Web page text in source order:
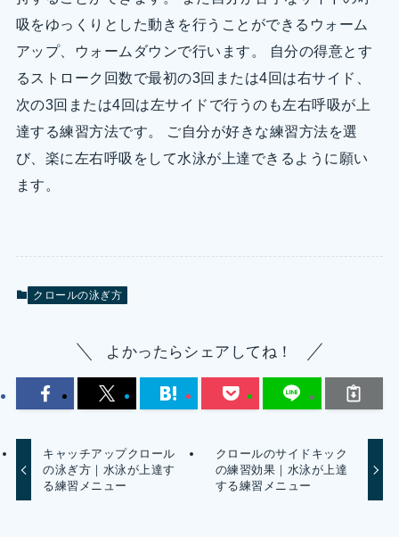
吸をゆっくりとした動きを行うことができるウォーム
アップ、ウォームダウンで行います。 自分の得意とす
るストローク回数で最初の3回または4回は右サイド、
次の3回または4回は左サイドで行うのも左右呼吸が上
達する練習方法です。 ご自分が好きな練習方法を選
び、楽に左右呼吸をして水泳が上達できるように願い
ます。
クロールの泳ぎ方
よかったらシェアしてね！
キャッチアップクロール
の泳ぎ方｜水泳が上達す
る練習メニュー
クロールのサイドキック
の練習効果｜水泳が上達
する練習メニュー